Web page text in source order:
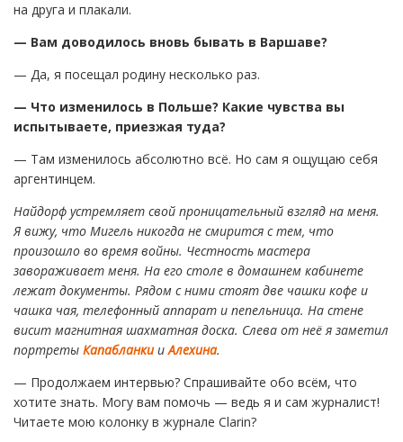
на друга и плакали.
— Вам доводилось вновь бывать в Варшаве?
— Да, я посещал родину несколько раз.
— Что изменилось в Польше? Какие чувства вы
испытываете, приезжая туда?
— Там изменилось абсолютно всё. Но сам я ощущаю себя
аргентинцем.
Найдорф устремляет свой проницательный взгляд на меня.
Я вижу, что Мигель никогда не смирится с тем, что
произошло во время войны. Честность мастера
завораживает меня. На его столе в домашнем кабинете
лежат документы. Рядом с ними стоят две чашки кофе и
чашка чая, телефонный аппарат и пепельница. На стене
висит магнитная шахматная доска. Слева от неё я заметил
портреты КапабланкииАлехина.
— Продолжаем интервью? Спрашивайте обо всём, что
хотите знать. Могу вам помочь — ведь я и сам журналист!
Читаете мою колонку в журнале Clarin?